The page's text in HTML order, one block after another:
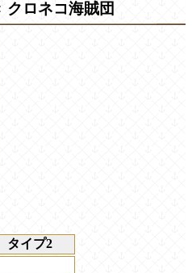
ロネコ海賊団
タイプ2